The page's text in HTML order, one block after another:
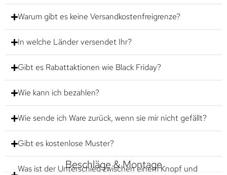
Warum gibt es keine Versandkostenfreigrenze?
In welche Länder versendet Ihr?
Gibt es Rabattaktionen wie Black Friday?
Wie kann ich bezahlen?
Wie sende ich Ware zurück, wenn sie mir nicht gefällt?
Gibt es kostenlose Muster?
Beschläge & Montage
Was ist der Unterschied zwischen einem Knopf und